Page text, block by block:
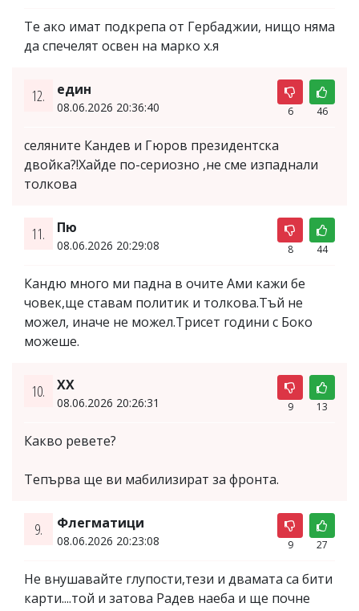
Те ако имат подкрепа от Гербаджии, нищо няма
да спечелят освен на марко х.я
12. един
08.06.2026 20:36:40 6 46
селяните Кандев и Гюров президентска
двойка?!Хайде по-сериозно ,не сме изпаднали
толкова
11. Пю
08.06.2026 20:29:08 8 44
Кандю много ми падна в очите Ами кажи бе
човек,ще ставам политик и толкова.Тъй не
можел, иначе не можел.Трисет години с Боко
можеше.
10. XX
08.06.2026 20:26:31 9 13
Какво ревете?
Тепърва ще ви мабилизират за фронта.
9. Флегматици
08.06.2026 20:23:08 9 27
Не внушавайте глупости,тези и двамата са бити
карти....той и затова Радев наеба и ще почне